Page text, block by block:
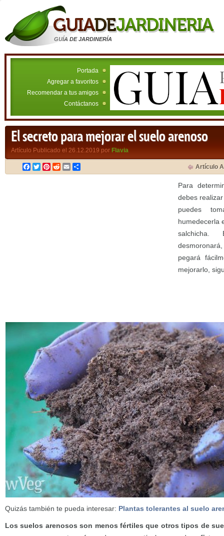
GUÍA DE JARDINERÍA
Portada
Agregar a favoritos
Recomendar a tus amigos
Contáctanos
El secreto para mejorar el suelo arenoso
Artículo Publicado el 26.12.2019 por Flavia
Facebook
TwitterPinterest
RedditEmail Artículo
Para
debes
puedes
humedecerla
pegará
mejorarlo,
Quizás también te pueda interesar: Plantas tolerantes al suelo
Los suelos arenosos son menos fértiles que otros tipos de